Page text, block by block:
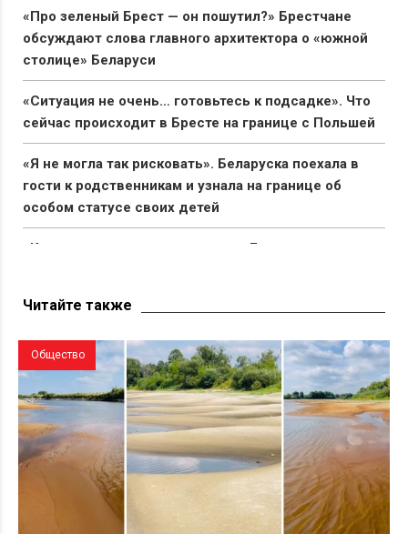
«Про зеленый Брест — он пошутил?» Брестчане
обсуждают слова главного архитектора о «южной
столице» Беларуси
«Ситуация не очень… готовьтесь к подсадке». Что
сейчас происходит в Бресте на границе с Польшей
«Я не могла так рисковать». Беларуска поехала в
гости к родственникам и узнала на границе об
особом статусе своих детей
«Капец, девушку аж разорвало». Брестчане
Читайте также
Общество